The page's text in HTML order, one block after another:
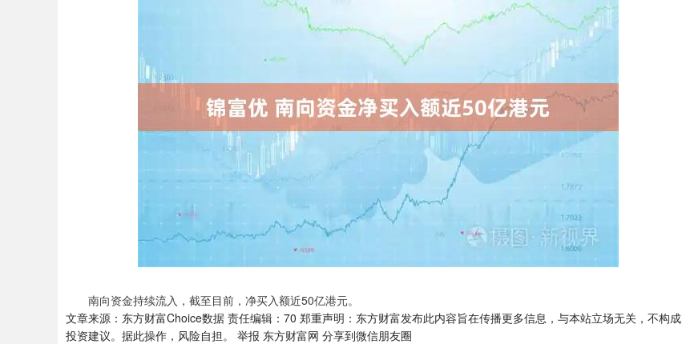
南向资金持续流入，截至目前，净买入额近50亿港元。
文章来源：东方财富Choice数据 责任编辑：70 郑重声明：东方财富发布此内容旨在传播更多信息，与本站立场无关，不构成
投资建议。据此操作，风险自担。 举报 东方财富网 分享到微信朋友圈
深证成指 14311.01 200.89 沪深300 4694.44 43.13